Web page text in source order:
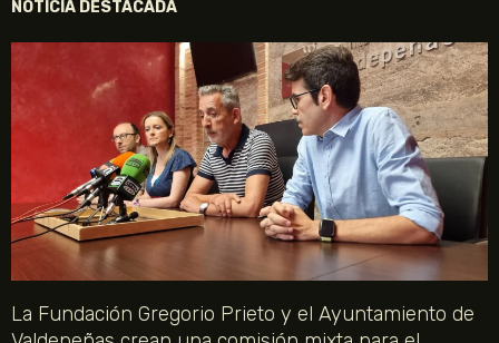
NOTICIA DESTACADA
La Fundación Gregorio Prieto y el Ayuntamiento de